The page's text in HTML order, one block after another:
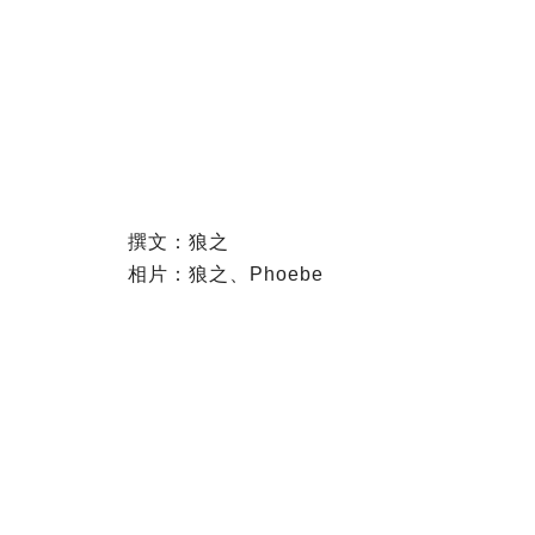
撰文：狼之
相片：狼之、Phoebe